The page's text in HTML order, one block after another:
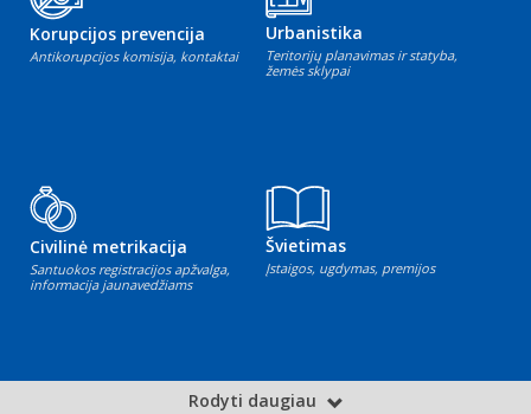
Korupcijos prevencija
Antikorupcijos komisija, kontaktai
Urbanistika
Teritorijų planavimas ir statyba,
žemės sklypai
Civilinė metrikacija
Santuokos registracijos apžvalga,
informacija jaunavedžiams
Švietimas
Įstaigos, ugdymas, premijos
Rodyti daugiau